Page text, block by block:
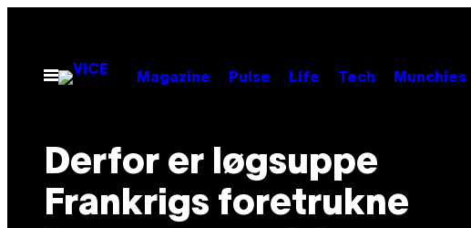
indhold
Åbn
Menu
Magazine Pulse Life Tech Munchies
Derfor er løgsuppe
Frankrigs foretrukne